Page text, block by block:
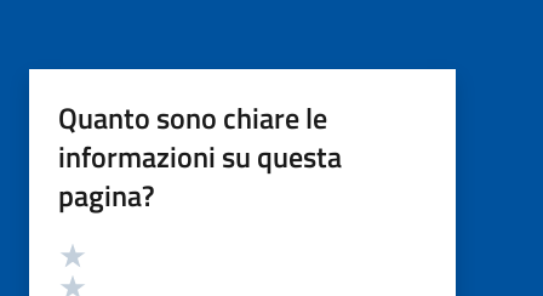
Quanto sono chiare le
informazioni su questa
pagina?
Valutazione